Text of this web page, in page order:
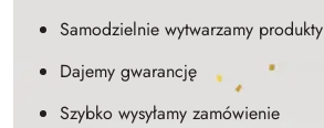
Samodzielnie wytwarzamy produkty
Dajemy gwarancję
Szybko wysyłamy zamówienie